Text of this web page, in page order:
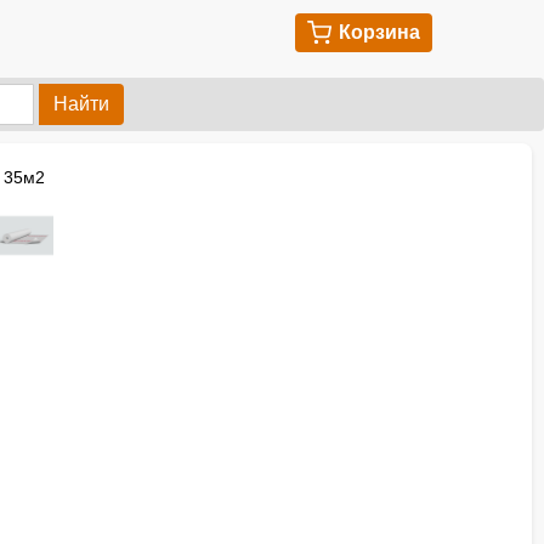
Корзина
Найти
35м2